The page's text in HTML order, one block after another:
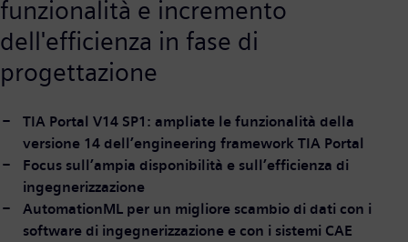
funzionalità e incremento
dell'efficienza in fase di
progettazione
TIA Portal V14 SP1: ampliate le funzionalità della
versione 14 dell’engineering framework TIA Portal
Focus sull’ampia disponibilità e sull’efficienza di
ingegnerizzazione
AutomationML per un migliore scambio di dati con i
software di ingegnerizzazione e con i sistemi CAE